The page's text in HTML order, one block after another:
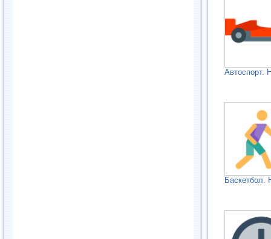
Автоспорт.
Баскетбол.